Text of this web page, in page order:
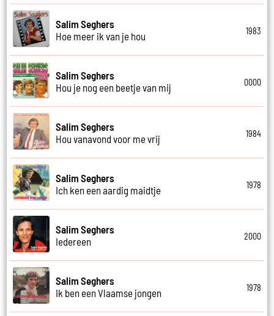
Salim Seghers
Hoe meer ik van je hou
1983
Salim Seghers
Hou je nog een beetje van mij
0000
Salim Seghers
Hou vanavond voor me vrij
1984
Salim Seghers
Ich ken een aardig maidtje
1978
Salim Seghers
Iedereen
2000
Salim Seghers
Ik ben een Vlaamse jongen
1978